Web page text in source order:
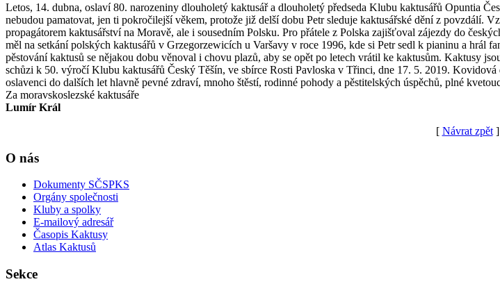
Letos, 14. dubna, oslaví 80. narozeniny dlouholetý kaktusář a dlouholetý předseda Klubu kaktusářů Opuntia
nebudou pamatovat, jen ti pokročilejší věkem, protože již delší dobu Petr sleduje kaktusářské dění z povzdálí.
propagátorem kaktusářství na Moravě, ale i sousedním Polsku. Pro přátele z Polska zajišťoval zájezdy do
měl na setkání polských kaktusářů v Grzegorzewicích u Varšavy v roce 1996, kde si Petr sedl k pianinu a hrál
pěstování kaktusů se nějakou dobu věnoval i chovu plazů, aby se opět po letech vrátil ke kaktusům. Kaktusy
schůzi k 50. výročí Klubu kaktusářů Český Těšín, ve sbírce Rosti Pavloska v Třinci, dne 17. 5. 2019.
oslavenci do dalších let hlavně pevné zdraví, mnoho štěstí, rodinné pohody a pěstitelských úspěchů, plné
Za moravskoslezské kaktusáře
Lumír Král
[ Návrat zpět]
O nás
Dokumenty SČSPKS
Orgány společnosti
Kluby a spolky
E-mailový adresář
Časopis Kaktusy
Atlas Kaktusů
Sekce